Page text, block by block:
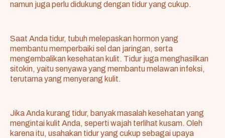
namun juga perlu didukung dengan tidur yang cukup.
Saat Anda tidur, tubuh melepaskan hormon yang
membantu memperbaiki sel dan jaringan, serta
mengembalikan kesehatan kulit. Tidur juga menghasilkan
sitokin, yaitu senyawa yang membantu melawan infeksi,
terutama yang menyerang kulit.
Jika Anda kurang tidur, banyak masalah kesehatan yang
mengintai kulit Anda, seperti wajah terlihat kusam. Oleh
karena itu, usahakan tidur yang cukup sebagai upaya